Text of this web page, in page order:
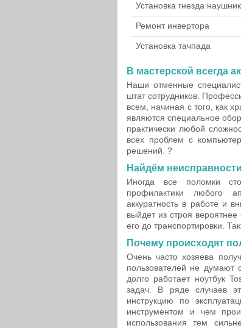
Установка гнезда
Ремонт инвертора
Установка тачпада
В мастерской всегда
Наши отменные
штат сотрудников.
всем, начиная с того, как
являются специальное
практически любой
всех проблем с
решений. ?
Найдём
Иногда все поломки
профилактики любого
аккуратность в работе и
выйдет из строя
его до транспортировки.
Почему происходят
Очень часто хозяева
пользователей не думают
долго работает ноутбук
задач. В ряде случаев
инструкцию по
инструментом и чем
использования тем